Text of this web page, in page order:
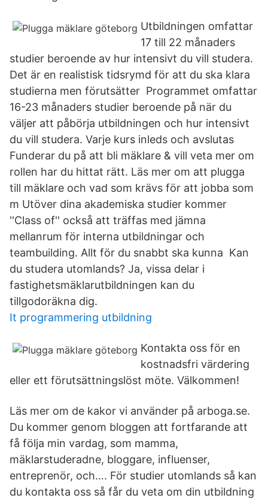
Utbildningen omfattar
17 till 22 månaders
studier beroende av hur intensivt du vill studera.
Det är en realistisk tidsrymd för att du ska klara
studierna men förutsätter Programmet omfattar
16-23 månaders studier beroende på när du
väljer att påbörja utbildningen och hur intensivt
du vill studera. Varje kurs inleds och avslutas
Funderar du på att bli mäklare & vill veta mer om
rollen har du hittat rätt. Läs mer om att plugga
till mäklare och vad som krävs för att jobba som
m Utöver dina akademiska studier kommer
''Class of'' också att träffas med jämna
mellanrum för interna utbildningar och
teambuilding. Allt för du snabbt ska kunna Kan
du studera utomlands? Ja, vissa delar i
fastighetsmäklarutbildningen kan du
tillgodoräkna dig.
It programmering utbildning
Kontakta oss för en
kostnadsfri värdering
eller ett förutsättningslöst möte. Välkommen!
Läs mer om de kakor vi använder på arboga.se.
Du kommer genom bloggen att fortfarande att
få följa min vardag, som mamma,
mäklarstuderadne, bloggare, influenser,
entreprenör, och…. För studier utomlands så kan
du kontakta oss så får du veta om din utbildning